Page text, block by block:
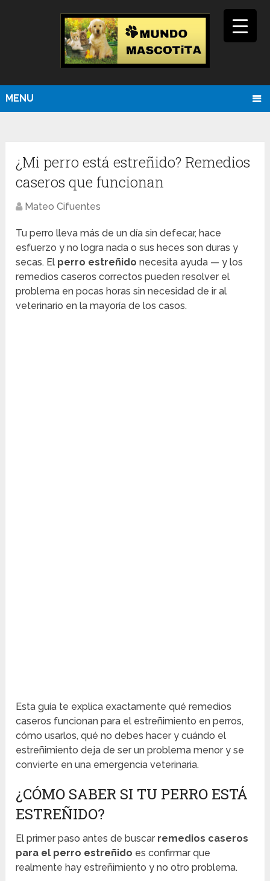
MENU
¿Mi perro está estreñido? Remedios
caseros que funcionan
Mateo Cifuentes
Tu perro lleva más de un día sin defecar, hace
esfuerzo y no logra nada o sus heces son duras y
secas. El perro estreñido necesita ayuda — y los
remedios caseros correctos pueden resolver el
problema en pocas horas sin necesidad de ir al
veterinario en la mayoría de los casos.
Esta guía te explica exactamente qué remedios
caseros funcionan para el estreñimiento en perros,
cómo usarlos, qué no debes hacer y cuándo el
estreñimiento deja de ser un problema menor y se
convierte en una emergencia veterinaria.
¿CÓMO SABER SI TU PERRO ESTÁ
ESTREÑIDO?
El primer paso antes de buscar remedios caseros
para el perro estreñido es confirmar que
realmente hay estreñimiento y no otro problema.